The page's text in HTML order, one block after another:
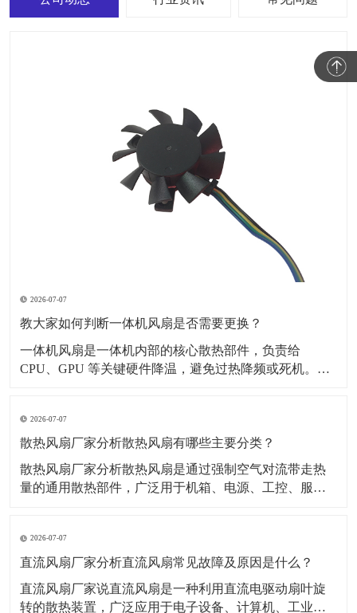
2026-07-07
教大家如何判断一体机风扇是否需要更换？
一体机风扇是一体机内部的核心散热部件，负责给
CPU、GPU 等关键硬件降温，避免过热降频或死机。​下
就响，越转越响。转速忽快忽慢、异响间歇性电机老
化、供电不稳。完全没声音，但电脑巨烫风扇卡死不
2026-07-07
散热风扇厂家分析散热风扇有哪些主要分类？
散热风扇厂家分析散热风扇是通过强制空气对流带走热
量的通用散热部件，广泛用于机箱、电源、工控、服务
机）：风压高、风量小，适合狭小空间、风道散热按尺
寸2510、4010、6015、8025、9225、120
2026-07-07
直流风扇厂家分析直流风扇常见故障及原因是什么？
直流风扇厂家说直流风扇是一种利用直流电驱动扇叶旋
转的散热装置，广泛应用于电子设备、计算机、工业机